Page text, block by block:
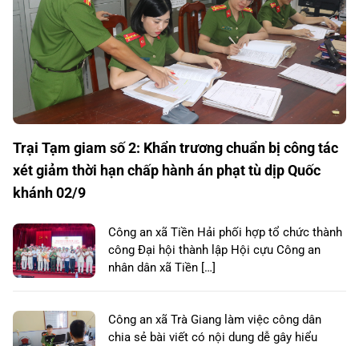
Trại Tạm giam số 2: Khẩn trương chuẩn bị công tác
xét giảm thời hạn chấp hành án phạt tù dịp Quốc
khánh 02/9
Công an xã Tiền Hải phối hợp tổ chức thành
công Đại hội thành lập Hội cựu Công an
nhân dân xã Tiền […]
Công an xã Trà Giang làm việc công dân
chia sẻ bài viết có nội dung dễ gây hiểu